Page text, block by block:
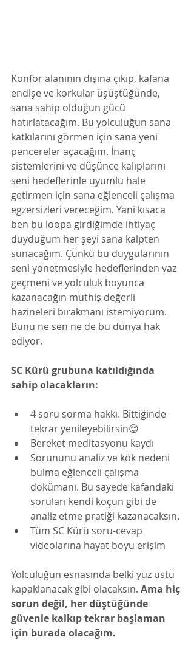
Konfor alanının dışına çıkıp, kafana
endişe ve korkular üşüştüğünde,
sana sahip olduğun gücü
hatırlatacağım. Bu yolculuğun sana
katkılarını görmen için sana yeni
pencereler açacağım. İnanç
sistemlerini ve düşünce kalıplarını
seni hedeflerinle uyumlu hale
getirmen için sana eğlenceli çalışma
egzersizleri vereceğim. Yani kısaca
ben bu loopa girdiğimde ihtiyaç
duyduğum her şeyi sana kalpten
sunacağım. Çünkü bu duygularının
seni yönetmesiyle hedeflerinden vaz
geçmeni ve yolculuk boyunca
kazanacağın müthiş değerli
hazineleri bırakmanı istemiyorum.
Bunu ne sen ne de bu dünya hak
ediyor.
SC Kürü grubuna katıldığında
sahip olacakların:
4 soru sorma hakkı. Bittiğinde
tekrar yenileyebilirsin😊
Bereket meditasyonu kaydı
Sorununu analiz ve kök nedeni
bulma eğlenceli çalışma
dokümanı. Bu sayede kafandaki
soruları kendi koçun gibi de
analiz etme pratiği kazanacaksın.
Tüm SC Kürü soru-cevap
videolarına hayat boyu erişim
Yolculuğun esnasında belki yüz üstü
kapaklanacak gibi olacaksın. Ama hiç
sorun değil, her düştüğünde
güvenle kalkıp tekrar başlaman
için burada olacağım.